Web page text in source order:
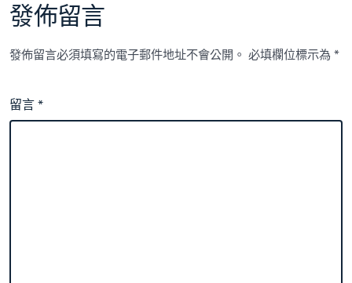
發佈留言
發佈留言必須填寫的電子郵件地址不會公開。 必填欄位標示為*
留言*